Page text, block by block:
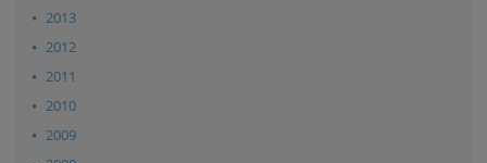
2013
2012
2011
2010
2009